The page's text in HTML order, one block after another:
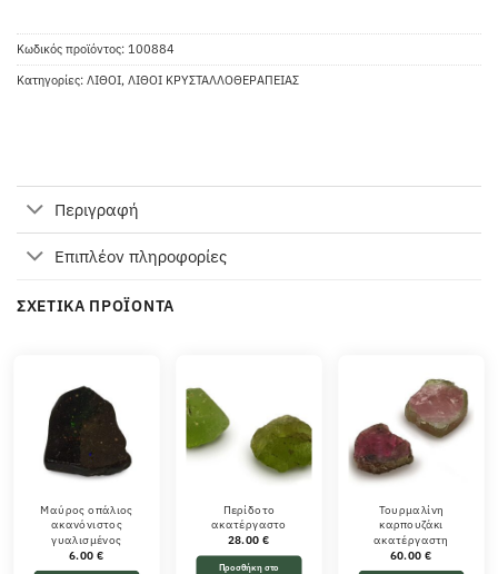
Κωδικός προϊόντος: 100884
Κατηγορίες: ΛΙΘΟΙ, ΛΙΘΟΙ ΚΡΥΣΤΑΛΛΟΘΕΡΑΠΕΙΑΣ
Περιγραφή
Επιπλέον πληροφορίες
ΣΧΕΤΙΚΆ ΠΡΟΪΌΝΤΑ
Μαύρος οπάλιος
ακανόνιστος
γυαλισμένος
6.00 €
Περίδοτο
ακατέργαστο
28.00€
Προσθήκη στο
Τουρμαλίνη
καρπουζάκι
ακατέργαστη
60.00€